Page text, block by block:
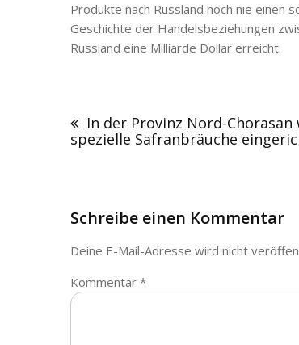
Produkte nach Russland noch nie einen
Geschichte der Handelsbeziehungen
Russland eine Milliarde Dollar erreicht.
Navigation
In der Provinz Nord-Chorasan
spezielle Safranbräuche
Schreibe einen Kommentar
Deine E-Mail-Adresse wird nicht
Kommentar *